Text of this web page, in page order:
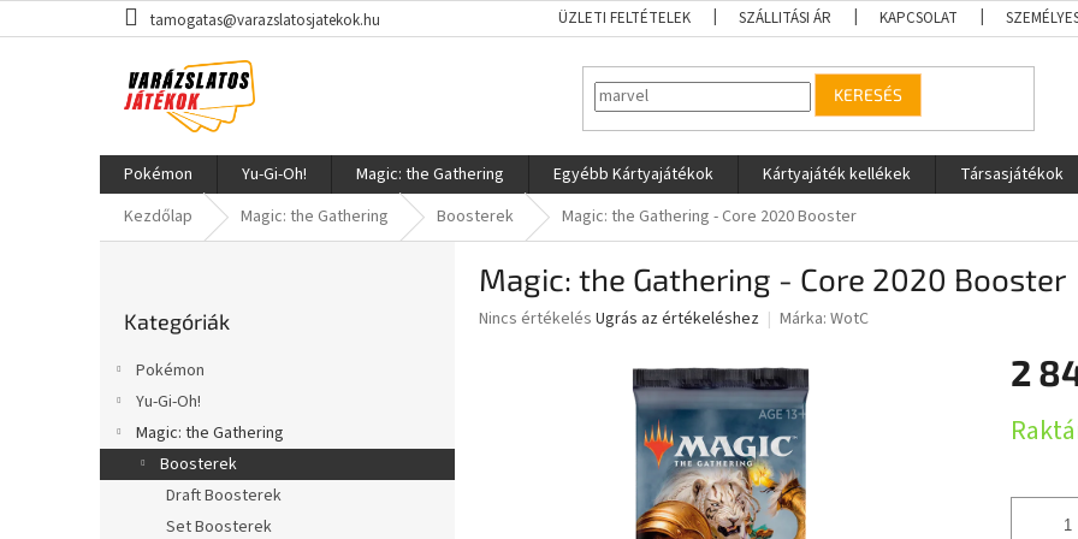
a
tamogatas@varazslatosjatekok.hu ÜZLETI FELTÉTELEK SZÁLLITÁSI ÁR KAPCSOLAT
KERESÉS
Pokémon Yu-Gi-Oh! Magic: the Gathering Egyébb Kártyajátékok Kártyajáték kellékek Társasjátékok
Kezdőlap
Magic: the Gathering Boosterek Magic: the Gathering - Core 2020 Booster
átugrása
Kategóriák
Pokémon
Yu-Gi-Oh!
Magic: the Gathering
Boosterek
Draft Boosterek
Set Boosterek
Magic: the Gathering - Core 2020 Booster
A
Nincs értékelés Ugrás az értékeléshez Márka: WotC
2